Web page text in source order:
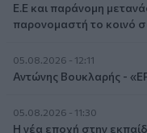
Ε.Ε και παράνομη
παρονομαστή το κοινό
05.08.2026 - 12:11
Αντώνης Βουκλαρής -
05.08.2026 - 11:30
Η νέα εποχή στην